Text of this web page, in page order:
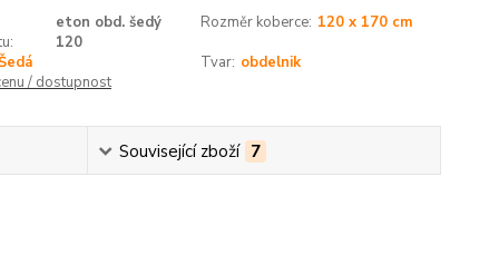
eton obd. šedý
120
Rozměr koberce: 120 x 170 cm
Tvar: obdelnik
/ dostupnost
Související zboží 7